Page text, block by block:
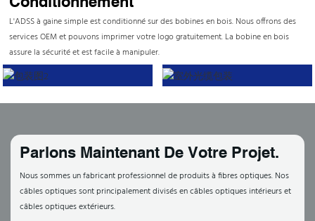
L'ADSS à gaine simple est conditionné sur des bobines en bois. Nous offrons des
services OEM et pouvons imprimer votre logo gratuitement. La bobine en bois
assure la sécurité et est facile à manipuler.
Parlons Maintenant De Votre Projet.
Nous sommes un fabricant professionnel de produits à fibres optiques. Nos
câbles optiques sont principalement divisés en câbles optiques intérieurs et
câbles optiques extérieurs.